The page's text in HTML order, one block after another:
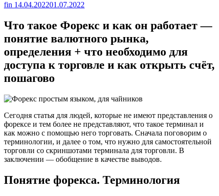
fin 14.04.202201.07.2022
Что такое Форекс и как он работает —
понятие валютного рынка,
определения + что необходимо для
доступа к торговле и как открыть счёт,
пошагово
Сегодня статья для людей, которые не имеют представления о
форексе и тем более не представляют, что такое терминал и
как можно с помощью него торговать. Сначала поговорим о
терминологии, и далее о том, что нужно для самостоятельной
торговли со скриншотами терминала для торговли. В
заключении — обобщение в качестве выводов.
Понятие форекса. Терминология